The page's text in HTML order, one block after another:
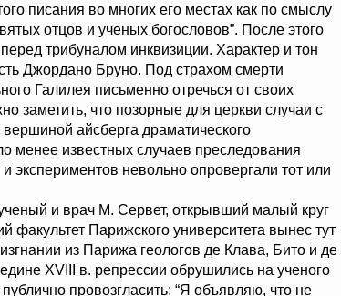
писания во многих его местах как по смыслу
отцов и ученых богословов”. После этого
трибуналом инквизиции. Характер и тон
Джордано Бруно. Под страхом смерти
Галилея письменно отречься от своих
заметить, что позорные для церкви случаи с
айсберга драматического
менее известных случаев преследования
экспериментов невольно опровергали тот или
и врач М. Сервет, открывший малый круг
факультет Парижского университета вынес тут
из Парижа геологов де Клава, Бито и де
XVIII в. репрессии обрушились на ученого
провозгласить: “Я объявляю, что не